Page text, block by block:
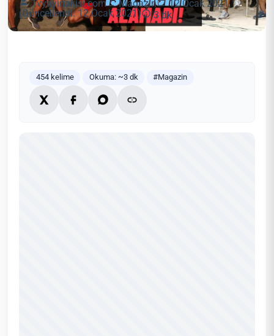
Tvyayinakisi.com Magazin
12 Ocak 2021
(Güncellendi: 12 Ocak 2021)
3 dk
454 kelime Okuma: ~3 dk #Magazin